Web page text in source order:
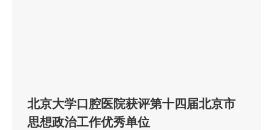
北京大学口腔医院获评第十四届北京市
思想政治工作优秀单位